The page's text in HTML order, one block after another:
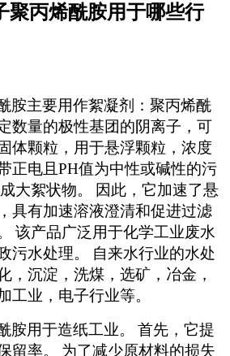
聚丙烯酰胺用于哪些行
胺主要用作絮凝剂：聚丙烯酰
数量的极性基团的阴离子，可
体颗粒，用于悬浮颗粒，浓度
正电且 PH值为中性或碱性的污
大絮状物。
因此，它加速了悬
具有加速溶液澄清和促进过滤
该产品广泛用于化学工业废水
污水处理。
自来水行业的水处
，沉淀，洗煤，选矿，冶金，
工业，电子行业等。
胺用于造纸工业。
首先，它提
留率。
为了减少原材料的损失